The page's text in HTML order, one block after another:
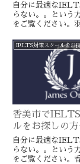
自分に最適な
らない。。という
をご覧ください。
ラインのIELTS対
実に目標達成が近
留学や移住をお考
学受験を有利に進
香美市で
ルをお探しの方
自分に最適な
らない。。という
をご覧ください。